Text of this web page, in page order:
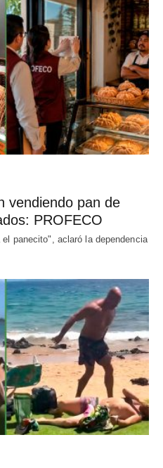
vendiendo pan de
PROFECO
panecito", aclaró la dependencia